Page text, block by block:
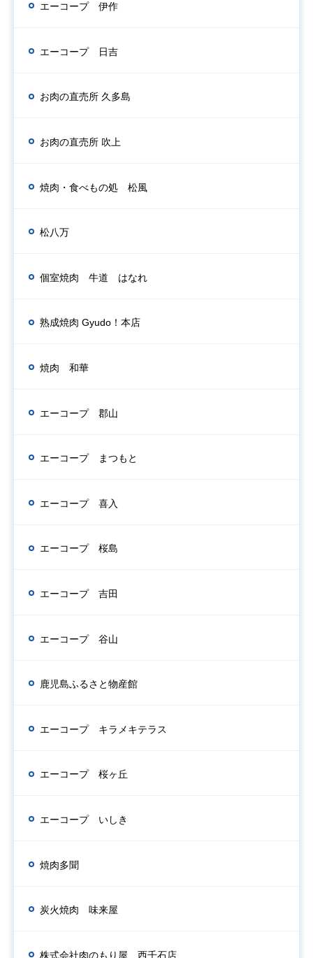
エーコープ 伊作
エーコープ 日吉
お肉の直売所 久多島
お肉の直売所 吹上
焼肉・食べもの処 松風
松八万
個室焼肉 牛道 はなれ
熟成焼肉 Gyudo！本店
焼肉 和華
エーコープ 郡山
エーコープ まつもと
エーコープ 喜入
エーコープ 桜島
エーコープ 吉田
エーコープ 谷山
鹿児島ふるさと物産館
エーコープ キラメキテラス
エーコープ 桜ヶ丘
エーコープ いしき
焼肉多聞
炭火焼肉 味来屋
株式会社肉のもり屋 西千石店